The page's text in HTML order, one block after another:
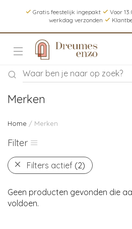
Gratis feestelijk ingepakt
Voor
werkdag verzonden
Merken
Home / Merken
Filter
Filters actief (2)
Geen producten gevonden die
voldoen.